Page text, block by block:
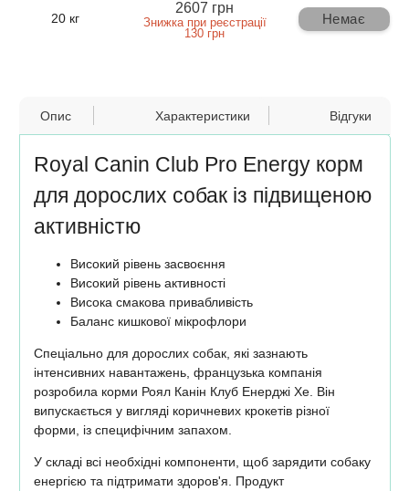
20 кг
2607 грн
Знижка при реєстрації
130 грн
Немає
Опис Характеристики Відгуки
Royal Canin Club Pro Energy корм
для дорослих собак із підвищеною
активністю
Високий рівень засвоєння
Високий рівень активності
Висока смакова привабливість
Баланс кишкової мікрофлори
Спеціально для дорослих собак, які зазнають
інтенсивних навантажень, французька компанія
розробила корми Роял Канін Клуб Енерджі Хе. Він
випускається у вигляді коричневих крокетів різної
форми, із специфічним запахом.
У складі всі необхідні компоненти, щоб зарядити собаку
енергією та підтримати здоров'я. Продукт